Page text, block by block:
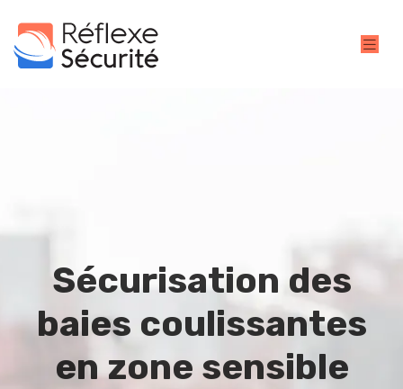
Sécurisation des
baies coulissantes
en zone sensible